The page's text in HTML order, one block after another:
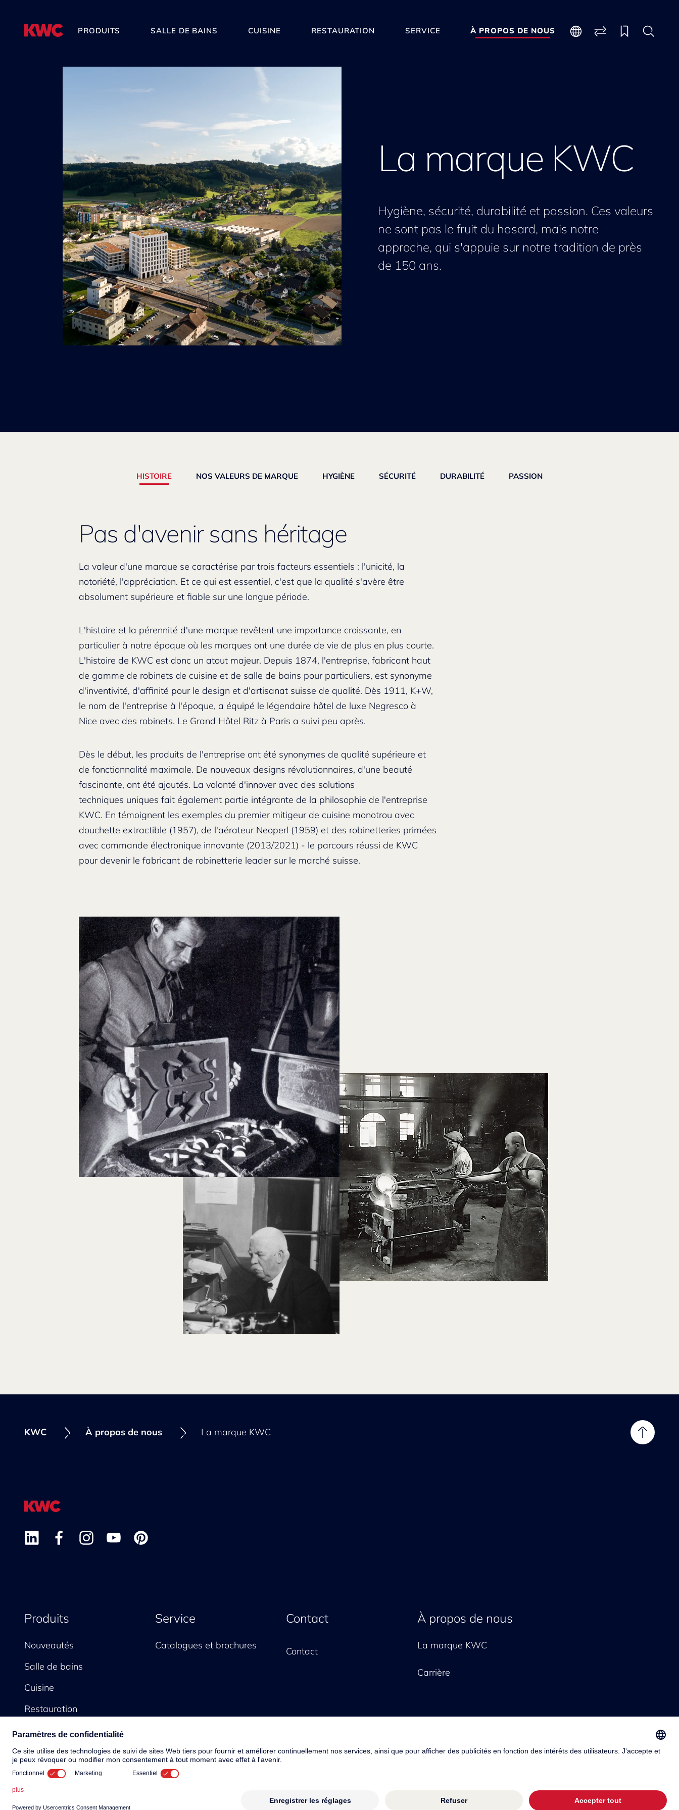
PRODUITS SALLE DE BAINS CUISINE RESTAURATION SERVICE À PROPOS DE NOUS
La marque KWC
Hygiène, sécurité, durabilité et passion. Ces valeurs
ne sont pas le fruit du hasard, mais notre
approche, qui s'appuie sur notre tradition de près
de 150 ans.
HISTOIRE NOS VALEURS DE MARQUE HYGIÈNE SÉCURITÉ DURABILITÉ PASSION
Pas d'avenir sans héritage
La valeur d'une marque se caractérise par trois facteurs essentiels : l'unicité, la
notoriété, l'appréciation. Et ce qui est essentiel, c'est que la qualité s'avère être
absolument supérieure et fiable sur une longue période.
L'histoire et la pérennité d'une marque revêtent une importance croissante, en
particulier à notre époque où les marques ont une durée de vie de plus en plus courte.
L'histoire de KWC est donc un atout majeur. Depuis 1874, l'entreprise, fabricant haut
de gamme de robinets de cuisine et de salle de bains pour particuliers, est synonyme
d'inventivité, d'affinité pour le design et d'artisanat suisse de qualité. Dès 1911, K+W,
le nom de l'entreprise à l'époque, a équipé le légendaire hôtel de luxe Negresco à
Nice avec des robinets. Le Grand Hôtel Ritz à Paris a suivi peu après.
Dès le début, les produits de l'entreprise ont été synonymes de qualité supérieure et
de fonctionnalité maximale. De nouveaux designs révolutionnaires, d'une beauté
fascinante, ont été ajoutés. La volonté d'innover avec des solutions
techniques uniques fait également partie intégrante de la philosophie de l'entreprise
KWC. En témoignent les exemples du premier mitigeur de cuisine monotrou avec
douchette extractible (1957), de l'aérateur Neoperl (1959) et des robinetteries primées
avec commande électronique innovante (2013/2021) - le parcours réussi de KWC
pour devenir le fabricant de robinetterie leader sur le marché suisse.
KWC À propos de nous La marque KWC
Produits
Nouveautés
Salle de bains
Cuisine
Restauration
Service
Catalogues et brochures
Contact
Contact
À propos de nous
La marque KWC
Carrière